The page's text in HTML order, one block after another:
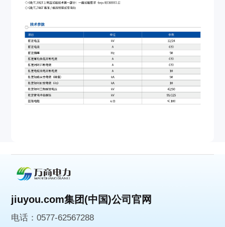
jiuyou.com集团(中国)公司官网
电话：0577-62567288